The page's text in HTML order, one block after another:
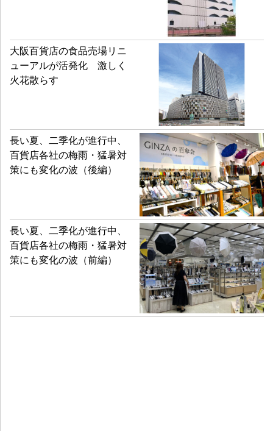
大阪百貨店の食品売場リニ
ューアルが活発化 激しく
火花散らす
長い夏、二季化が進行中、
百貨店各社の梅雨・猛暑対
策にも変化の波（後編）
長い夏、二季化が進行中、
百貨店各社の梅雨・猛暑対
策にも変化の波（前編）